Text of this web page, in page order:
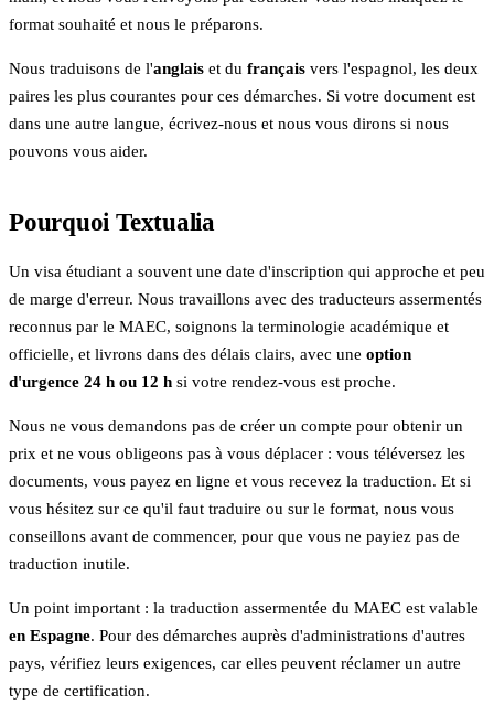
format souhaité et nous le préparons.
Nous traduisons de l'anglais et du français vers l'espagnol, les deux
paires les plus courantes pour ces démarches. Si votre document est
dans une autre langue, écrivez-nous et nous vous dirons si nous
pouvons vous aider.
Pourquoi Textualia
Un visa étudiant a souvent une date d'inscription qui approche et peu
de marge d'erreur. Nous travaillons avec des traducteurs assermentés
reconnus par le MAEC, soignons la terminologie académique et
officielle, et livrons dans des délais clairs, avec une option
d'urgence 24 h ou 12 h si votre rendez-vous est proche.
Nous ne vous demandons pas de créer un compte pour obtenir un
prix et ne vous obligeons pas à vous déplacer : vous téléversez les
documents, vous payez en ligne et vous recevez la traduction. Et si
vous hésitez sur ce qu'il faut traduire ou sur le format, nous vous
conseillons avant de commencer, pour que vous ne payiez pas de
traduction inutile.
Un point important : la traduction assermentée du MAEC est valable
en Espagne. Pour des démarches auprès d'administrations d'autres
pays, vérifiez leurs exigences, car elles peuvent réclamer un autre
type de certification.